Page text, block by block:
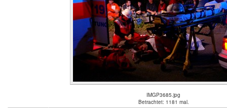
IMGP3685.jpg
Betrachtet: 1181 mal.